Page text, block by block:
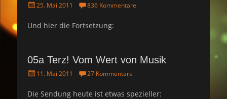
P
s
e
o
n
25. Mai 2011 836 Kommentare
Und hier die Fortsetzung:
05a Terz! Vom Wert von Musik
P
s
11. Mai 2011 27 Kommentare
Die Sendung heute ist etwas spezieller: